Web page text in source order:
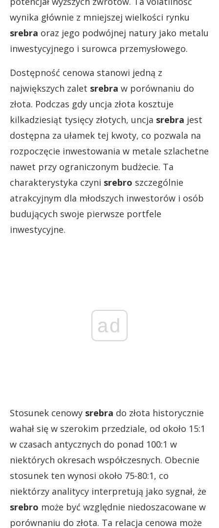
wynika głównie z mniejszej wielkości rynku
srebra oraz jego podwójnej natury jako metalu
inwestycyjnego i surowca przemysłowego.
Dostępność cenowa stanowi jedną z
największych zalet srebra w porównaniu do
złota. Podczas gdy uncja złota kosztuje
kilkadziesiąt tysięcy złotych, uncja srebra jest
dostępna za ułamek tej kwoty, co pozwala na
rozpoczęcie inwestowania w metale szlachetne
nawet przy ograniczonym budżecie. Ta
charakterystyka czyni srebro szczególnie
atrakcyjnym dla młodszych inwestorów i osób
budujących swoje pierwsze portfele
inwestycyjne.
ad
Stosunek cenowy srebra do złota historycznie
wahał się w szerokim przedziale, od około 15:1
w czasach antycznych do ponad 100:1 w
niektórych okresach współczesnych. Obecnie
stosunek ten wynosi około 75-80:1, co
niektórzy analitycy interpretują jako sygnał, że
srebro może być względnie niedoszacowane w
porównaniu do złota. Ta relacja cenowa może